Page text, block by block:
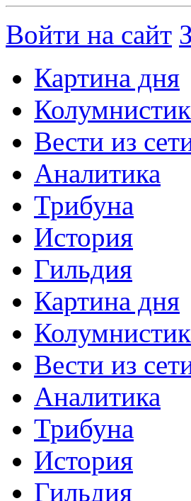
Войти на сайт
Картина дня
Вести из
Аналитика
Трибуна
История
Гильдия
Картина дня
Вести из
Аналитика
Трибуна
История
Гильдия